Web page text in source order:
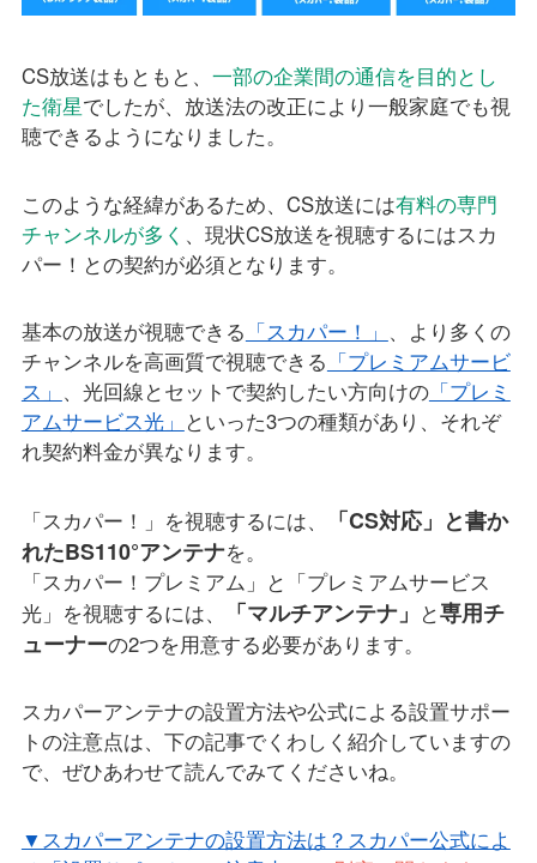
CS放送はもともと、 一部の企業間の通信を目的とし
た衛星でしたが、放送法の改正により一般家庭でも視
聴できるようになりました。
このような経緯があるため、CS放送には有料の専門
チャンネルが多く 、現状CS放送を視聴するにはスカ
パー！との契約が必須となります。
基本の放送が視聴できる 「スカパー！」 、より多くの
チャンネルを高画質で視聴できる 「プレミアムサービ
ス」 、光回線とセットで契約したい方向けの「プレミ
アムサービス光」 といった3つの種類があり、それぞ
れ契約料金が異なります。
「スカパー！」を視聴するには、
「CS対応」と書か
れたBS110°アンテナを。
「スカパー！プレミアム」と「プレミアムサービス
光」を視聴するには、
「マルチアンテナ」 と専用チ
ューナーの2つを用意する必要があります。
スカパーアンテナの設置方法や公式による設置サポー
トの注意点は、下の記事でくわしく紹介していますの
で、ぜひあわせて読んでみてくださいね。
▼スカパーアンテナの設置方法は？スカパー公式によ